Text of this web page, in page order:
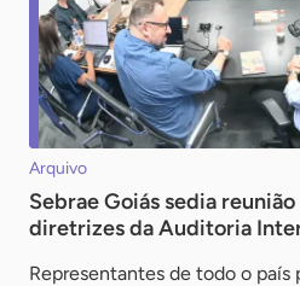
Arquivo
Sebrae Goiás sedia
diretrizes da Auditoria
Representantes de todo o país